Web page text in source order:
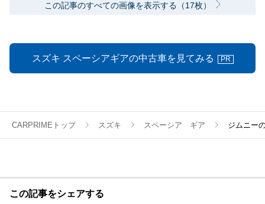
この記事のすべての画像を表示する（17枚）
スズキ スペーシアギアの中古車を見てみる PR
CARPRIMEトップ スズキ スペーシア ギア ジムニー
この記事をシェアする